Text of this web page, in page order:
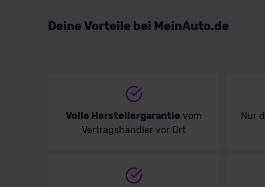
Volvo
Deine Vorteile bei MeinAuto.de
Volle Herstellergarantie vom
Vertragshändler vor Ort
Nur